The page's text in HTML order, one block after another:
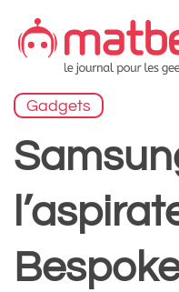
contenu
Gadgets